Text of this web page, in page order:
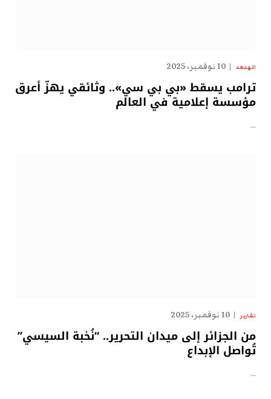
الهدهد 10 نوفمبر، 2025
ترامب يسقط «بي بي سي».. وثائقي يهزّ أعرق
مؤسسة إعلامية في العالم
…
تقارير 10 نوفمبر، 2025
من الجزائر إلى ميدان التحرير.. “نُخبة السيسي”
تُواصل الإبداع
…